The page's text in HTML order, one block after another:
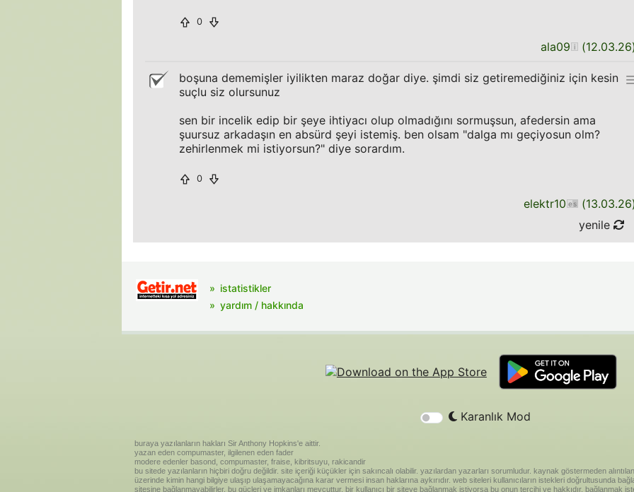
0
ala09 (12.03.26
boşuna dememişler iyilikten maraz doğar diye. şimdi siz getiremediğiniz için kesin
suçlu siz olursunuz
sen bir incelik edip bir şeye ihtiyacı olup olmadığını sormuşsun, afedersin ama
şuursuz arkadaşın en absürd şeyi istemiş. ben olsam "dalga mı geçiyosun olm?
zehirlenmek mi istiyorsun?" diye sorardım.
0
elektr10 (13.03.26
yenile
istatistikler
yardım / hakkında
Karanlık Mod
buraya yazılanların hakları Sir Anthony Hopkins'e aittir.
yazan eden compumaster, ilgilenen eden fader
modere edenler basond, compumaster, fraise, kibritsuyu, rakicandir
bu sitede yazılanların hiçbiri doğru değildir. site içeriği küçükler için sakıncalı olabilir. yazılardan yazarları sorumludur. kaynak göstermeden
üzerinde kimin hangi bilgiye ulaşıp ulaşamayacağına karar vermesi insan haklarına aykırıdır. web siteleri kullanıcıların istekleri doğrultusunda
sitesine bağlanmayabilirler. bu güçleri ve imkanları mevcuttur. bir kullanıcı bir siteye bağlanmak istiyorsa bu onun tercihi ve hakkıdır. bağlanmak